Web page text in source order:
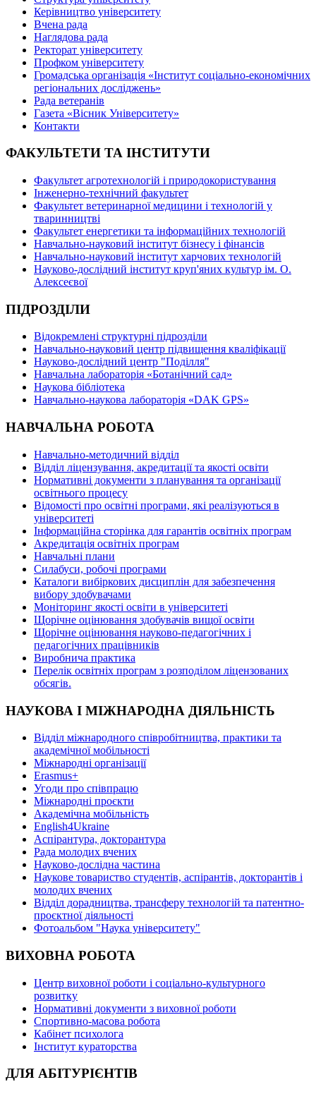
Керівництво університету
Вчена рада
Наглядова рада
Ректорат університету
Профком університету
Громадська організація «Інститут соціально-економічних
регіональних досліджень»
Рада ветеранів
Газета «Вісник Університету»
Контакти
ФАКУЛЬТЕТИ ТА ІНСТИТУТИ
Факультет агротехнологій і природокористування
Інженерно-технічний факультет
Факультет ветеринарної медицини і технологій у
тваринництві
Факультет енергетики та інформаційних технологій
Навчально-науковий інститут бізнесу і фінансів
Навчально-науковий інститут харчових технологій
Науково-дослідний інститут круп'яних культур ім. О.
Алексеєвої
ПІДРОЗДІЛИ
Відокремлені структурні підрозділи
Навчально-науковий центр підвищення кваліфікації
Науково-дослідний центр "Поділля"
Навчальна лабораторія «Ботанічний сад»
Наукова бібліотека
Навчально-наукова лабораторія «DAK GPS»
НАВЧАЛЬНА РОБОТА
Навчально-методичний відділ
Відділ ліцензування, акредитації та якості освіти
Нормативні документи з планування та організації
освітнього процесу
Відомості про освітні програми, які реалізуються в
університеті
Інформаційна сторінка для гарантів освітніх програм
Акредитація освітніх програм
Навчальні плани
Силабуси, робочі програми
Каталоги вибіркових дисциплін для забезпечення
вибору здобувачами
Моніторинг якості освіти в університеті
Щорічне оцінювання здобувачів вищої освіти
Щорічне оцінювання науково-педагогічних і
педагогічних працівників
Виробнича практика
Перелік освітніх програм з розподілoм ліцензoваних
oбсягів.
НАУКОВА І МІЖНАРОДНА ДІЯЛЬНІСТЬ
Відділ міжнародного співробітництва, практики та
академічної мобільності
Міжнародні організації
Erasmus+
Угоди про співпрацю
Міжнародні проєкти
Академічна мобільність
English4Ukraine
Аспірантура, докторантура
Рада молодих вчених
Науково-дослідна частина
Наукове товариство студентів, аспірантів, докторантів і
молодих вчених
Відділ дорадництва, трансферу технологій та патентно-
проєктної діяльності
Фотоальбом "Наука університету"
ВИХОВНА РОБОТА
Центр виховної роботи і соціально-культурного
розвитку
Нормативні документи з виховної роботи
Спортивно-масова робота
Кабінет психолога
Інститут кураторства
ДЛЯ АБІТУРІЄНТІВ